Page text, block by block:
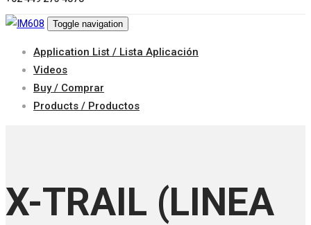
Toggle navigation
Application List / Lista Aplicación
Videos
Buy / Comprar
Products / Productos
X-TRAIL (LINEA